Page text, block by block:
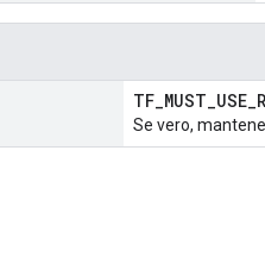
Se vero,